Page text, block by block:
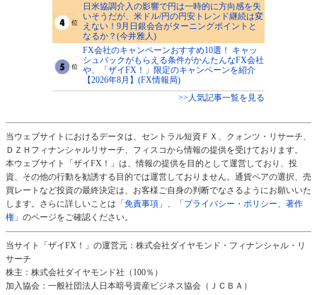
日米協調介入の影響で円は一時的に方向感を失
いそうだが、米ドル/円の円安トレンド継続は変
えない！9月日銀会合がターニングポイントと
なるか？(今井雅人)
FX会社のキャンペーンおすすめ10選！ キャッ
シュバックがもらえる条件がかんたんなFX会社
や、「ザイFX！」限定のキャンペーンを紹介
【2026年8月】(FX情報局)
>>人気記事一覧を見る
当ウェブサイトにおけるデータは、セントラル短資ＦＸ、クォンツ・リサーチ、
ＤＺＨフィナンシャルリサーチ、フィスコから情報の提供を受けております。
本ウェブサイト「ザイFX！」は、情報の提供を目的として運営しており、投
資、その他の行動を勧誘する目的では運営しておりません。通貨ペアの選択、売
買レートなど投資の最終決定は、お客様ご自身の判断でなさるようにお願いいた
します。さらに詳しいことは 「免責事項」 、
「プライバシー・ポリシー、著作
権」 のページをご確認ください。
当サイト「ザイFX！」の運営元：株式会社ダイヤモンド・フィナンシャル・リ
サーチ
株主：株式会社ダイヤモンド社（100％）
加入協会：一般社団法人日本暗号資産ビジネス協会（ＪＣＢＡ）